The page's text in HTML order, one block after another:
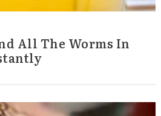
All The Worms In